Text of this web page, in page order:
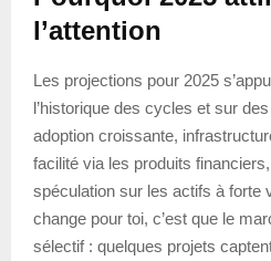
l’attention
Les projections pour 2025
l’historique des cycles et sur
adoption croissante,
facilité via les produits
spéculation sur les actifs à forte
change pour toi, c’est que le
sélectif : quelques projets